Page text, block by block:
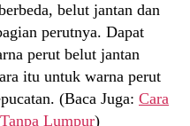
belut jantan dan
perutnya. Dapat
perut belut jantan
itu untuk warna perut
(Baca Juga: Cara
Lumpur)